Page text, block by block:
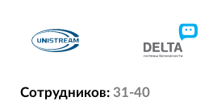
Сотрудников: 31-40